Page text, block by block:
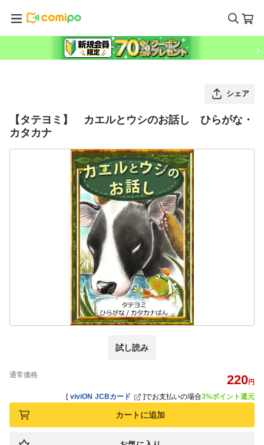
シェア
【タテヨミ】 カエルとウシのお話し ひらがな・
カタカナ
試し読み
通常価格 220円
[ viviON JCBカード ]でお支払いの場合3%ポイント還元
カートに追加